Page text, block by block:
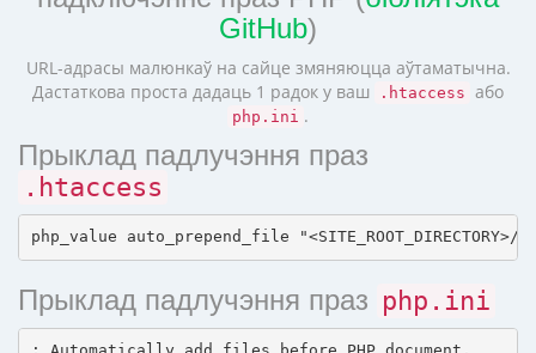
GitHub)
URL-адрасы малюнкаў на сайце змяняюцца аўтаматычна.
Дастаткова проста дадаць 1 радок у ваш
.htaccess або
php.ini .
Прыклад падлучэння праз
.htaccess
Прыклад падлучэння праз php.ini